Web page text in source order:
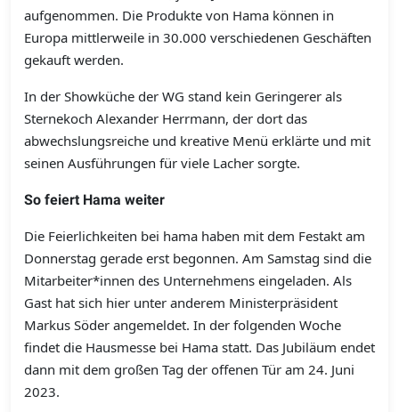
aufgenommen. Die Produkte von Hama können in
Europa mittlerweile in 30.000 verschiedenen Geschäften
gekauft werden.
In der Showküche der WG stand kein Geringerer als
Sternekoch Alexander Herrmann, der dort das
abwechslungsreiche und kreative Menü erklärte und mit
seinen Ausführungen für viele Lacher sorgte.
So feiert Hama weiter
Die Feierlichkeiten bei hama haben mit dem Festakt am
Donnerstag gerade erst begonnen. Am Samstag sind die
Mitarbeiter*innen des Unternehmens eingeladen. Als
Gast hat sich hier unter anderem Ministerpräsident
Markus Söder angemeldet. In der folgenden Woche
findet die Hausmesse bei Hama statt. Das Jubiläum endet
dann mit dem großen Tag der offenen Tür am 24. Juni
2023.